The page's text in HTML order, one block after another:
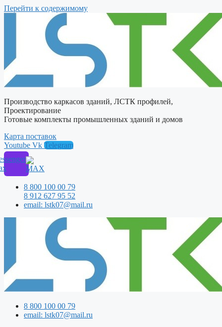
Перейти к содержимому
Производство каркасов зданий, ЛСТК профилей,
Проектирование
Готовые комплекты промышленных зданий и домов
Карта поставок
Youtube Vk Telegram
8 800 100 00 79
8 912 627 95 52
email: lstk07@mail.ru
8 800 100 00 79
email: lstk07@mail.ru